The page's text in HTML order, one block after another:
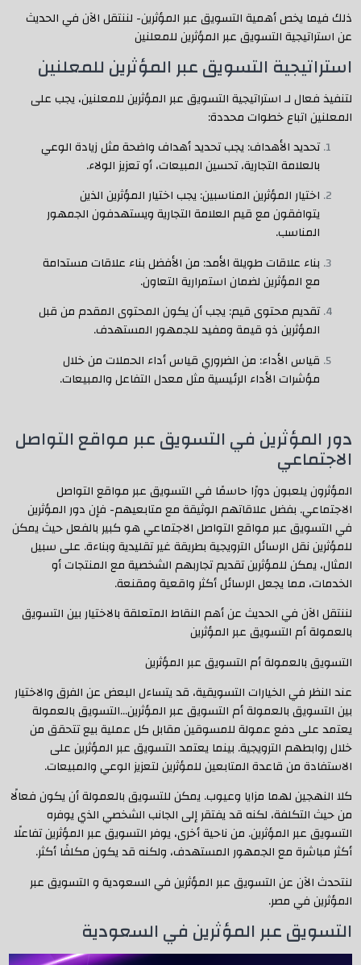
ذلك فيما يخص أهمية التسويق عبر المؤثرين- لننتقل الآن في الحديث
عن استراتيجية التسويق عبر المؤثرين للمعلنين
استراتيجية التسويق عبر المؤثرين للمعلنين
لتنفيذ فعال لـ استراتيجية التسويق عبر المؤثرين للمعلنين، يجب على
المعلنين اتباع خطوات محددة:
تحديد الأهداف: يجب تحديد أهداف واضحة مثل زيادة الوعي
بالعلامة التجارية، تحسين المبيعات، أو تعزيز الولاء.
اختيار المؤثرين المناسبين: يجب اختيار المؤثرين الذين
يتوافقون مع قيم العلامة التجارية ويستهدفون الجمهور
المناسب.
بناء علاقات طويلة الأمد: من الأفضل بناء علاقات مستدامة
مع المؤثرين لضمان استمرارية التعاون.
تقديم محتوى قيم: يجب أن يكون المحتوى المقدم من قبل
المؤثرين ذو قيمة ومفيد للجمهور المستهدف.
قياس الأداء: من الضروري قياس أداء الحملات من خلال
مؤشرات الأداء الرئيسية مثل معدل التفاعل والمبيعات.
دور المؤثرين في التسويق عبر مواقع التواصل
الاجتماعي
المؤثرون يلعبون دورًا حاسمًا في التسويق عبر مواقع التواصل
الاجتماعي. بفضل علاقاتهم الوثيقة مع متابعيهم- فإن دور المؤثرين
في التسويق عبر مواقع التواصل الاجتماعي هو كبير بالفعل حيث يمكن
للمؤثرين نقل الرسائل الترويجية بطريقة غير تقليدية وبناءة. على سبيل
المثال، يمكن للمؤثرين تقديم تجاربهم الشخصية مع المنتجات أو
الخدمات، مما يجعل الرسائل أكثر واقعية ومقنعة.
لننتقل الآن في الحديث عن أهم النقاط المتعلقة بالاختيار بين التسويق
بالعمولة أم التسويق عبر المؤثرين
التسويق بالعمولة أم التسويق عبر المؤثرين
عند النظر في الخيارات التسويقية، قد يتساءل البعض عن الفرق والاختيار
بين التسويق بالعمولة أم التسويق عبر المؤثرين…التسويق بالعمولة
يعتمد على دفع عمولة للمسوقين مقابل كل عملية بيع تتحقق من
خلال روابطهم الترويجية. بينما يعتمد التسويق عبر المؤثرين على
الاستفادة من قاعدة المتابعين للمؤثرين لتعزيز الوعي والمبيعات.
كلا النهجين لهما مزايا وعيوب. يمكن للتسويق بالعمولة أن يكون فعالًا
من حيث التكلفة، لكنه قد يفتقر إلى الجانب الشخصي الذي يوفره
التسويق عبر المؤثرين. من ناحية أخرى، يوفر التسويق عبر المؤثرين تفاعلًا
أكثر مباشرة مع الجمهور المستهدف، ولكنه قد يكون مكلفًا أكثر.
لنتحدث الآن عن التسويق عبر المؤثرين في السعودية و التسويق عبر
المؤثرين في مصر.
التسويق عبر المؤثرين في السعودية